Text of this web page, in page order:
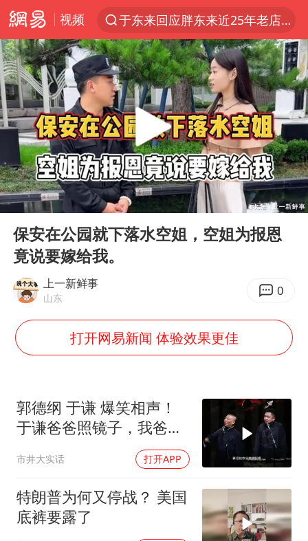
视频
于东来回应胖东来近25年老店年底关闭
上半年我国经营主体结构持续优化
俄称边境州遭乌大规模袭击已致13伤
《披荆斩棘2026》阵容官宣
全球最大级别运输船通过长江大桥
白海豚北上或致京津冀暴雨
10余省份将出现强风雨 局地特大暴雨
国足U17与阿森纳决赛取消 并列冠军
《龙餐馆》 冲奖
新疆一婚礼线上邀请引热议
世界第1特鲁姆普斯诺克中国赛一轮游
云南一男子胃中取出180颗铁钉
以军士兵把枪口对准中国记者
“开学三件套”全线暴涨
奋力开创中国式现代化建设新局面
Play
00:00 07:47
保安在公园就下落水空姐，空姐为报恩
竟说要嫁给我。
上一新鲜事
山东 0
打开网易新闻 体验效果更佳
郭德纲 于谦 爆笑相声！
于谦爸爸照镜子，我爸爸
东方不败呀，两口子长反
了
市井大实话 打开APP
特朗普为何又停战？ 美国
底裤要露了